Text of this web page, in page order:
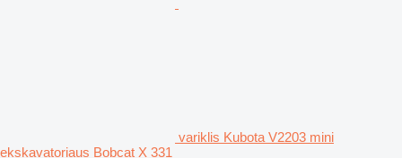
variklis Kubota V2203 mini
ekskavatoriaus Bobcat X 331